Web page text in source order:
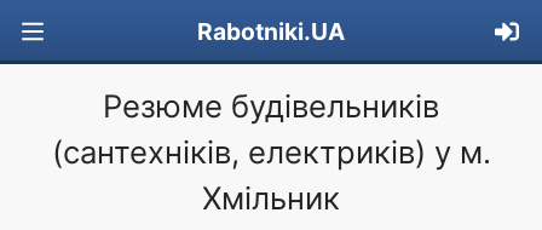
Rabotniki.UA
Резюме будівельників
(сантехніків, електриків) у м.
Хмільник